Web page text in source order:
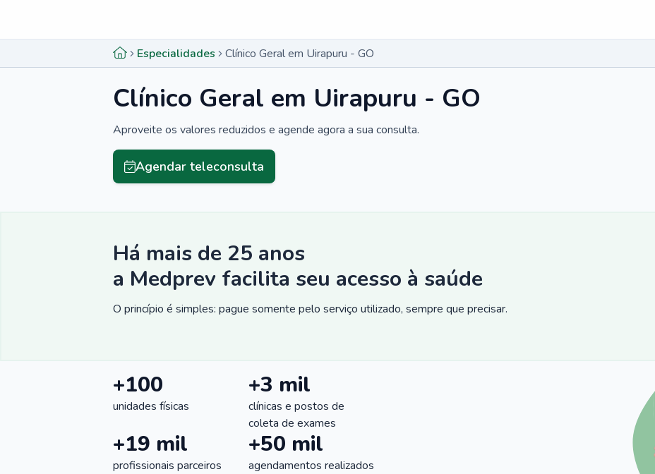
Especialidades Clínico Geral em Uirapuru - GO
Clínico Geral em Uirapuru - GO
Aproveite os valores reduzidos e agende agora a sua consulta.
Agendar teleconsulta
Há mais de 25 anos
a Medprev facilita seu acesso à saúde
O princípio é simples: pague somente pelo serviço utilizado, sempre que precisar.
+100
unidades físicas
+3 mil
clínicas e postos de
coleta de exames
+19 mil
profissionais parceiros
+50 mil
agendamentos realizados